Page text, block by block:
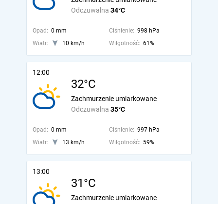
Odczuwalna 34°C
Opad: 0 mm Ciśnienie: 998 hPa
Wiatr:
10 km/h Wilgotność: 61%
12:00
32°C
Odczuwalna 35°C
Zachmurzenie umiarkowane
Opad: 0 mm Ciśnienie: 997 hPa
Wiatr:
13 km/h Wilgotność: 59%
13:00
31°C
Zachmurzenie umiarkowane